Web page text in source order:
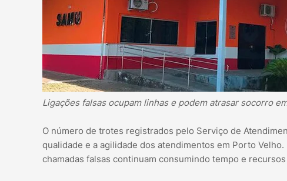
Ligações falsas ocupam linhas e podem atrasar socorro
O número de trotes registrados pelo Serviço de
qualidade e a agilidade dos atendimentos em Porto
chamadas falsas continuam consumindo tempo e